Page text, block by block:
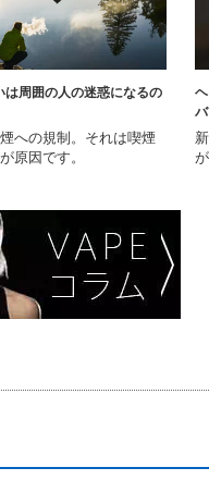
は周囲の人の迷惑になるの
への規制。それは喫煙
原因です。